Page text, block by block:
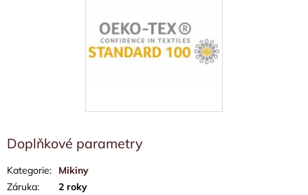
Doplňkové parametry
Kategorie:
Mikiny
Záruka: 2 roky